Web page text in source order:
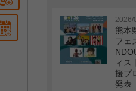
2026/
熊本
フェ
ィ
援プ
発表